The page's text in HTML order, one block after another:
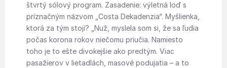
štvrtý sólový program. Zasadenie: výletná loď s
príznačným názvom „Costa Dekadenzia“. Myšlienka,
ktorá za tým stojí? „Nuž, myslela som si, že sa ľudia
počas korona rokov niečomu priučia. Namiesto
toho je to ešte divokejšie ako predtým. Viac
pasažierov v lietadlách, masové podujatia – a to